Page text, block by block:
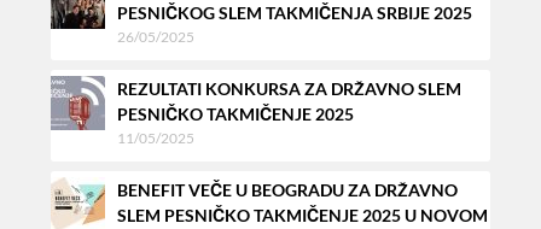
PESNIČKOG SLEM TAKMIČENJA SRBIJE 2025
26/05/2025
REZULTATI KONKURSA ZA DRŽAVNO SLEM
PESNIČKO TAKMIČENJE 2025
11/05/2025
BENEFIT VEČE U BEOGRADU ZA DRŽAVNO
SLEM PESNIČKO TAKMIČENJE 2025 U NOVOM